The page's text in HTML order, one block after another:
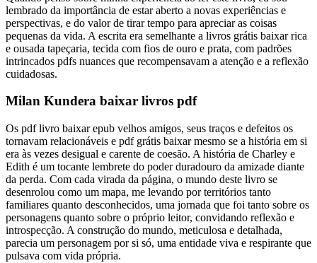
lembrado da importância de estar aberto a novas experiências e
perspectivas, e do valor de tirar tempo para apreciar as coisas
pequenas da vida. A escrita era semelhante a livros grátis baixar rica
e ousada tapeçaria, tecida com fios de ouro e prata, com padrões
intrincados pdfs nuances que recompensavam a atenção e a reflexão
cuidadosas.
Milan Kundera baixar livros pdf
Os pdf livro baixar epub velhos amigos, seus traços e defeitos os
tornavam relacionáveis e pdf grátis baixar mesmo se a história em si
era às vezes desigual e carente de coesão. A história de Charley e
Edith é um tocante lembrete do poder duradouro da amizade diante
da perda. Com cada virada da página, o mundo deste livro se
desenrolou como um mapa, me levando por territórios tanto
familiares quanto desconhecidos, uma jornada que foi tanto sobre os
personagens quanto sobre o próprio leitor, convidando reflexão e
introspecção. A construção do mundo, meticulosa e detalhada,
parecia um personagem por si só, uma entidade viva e respirante que
pulsava com vida própria.